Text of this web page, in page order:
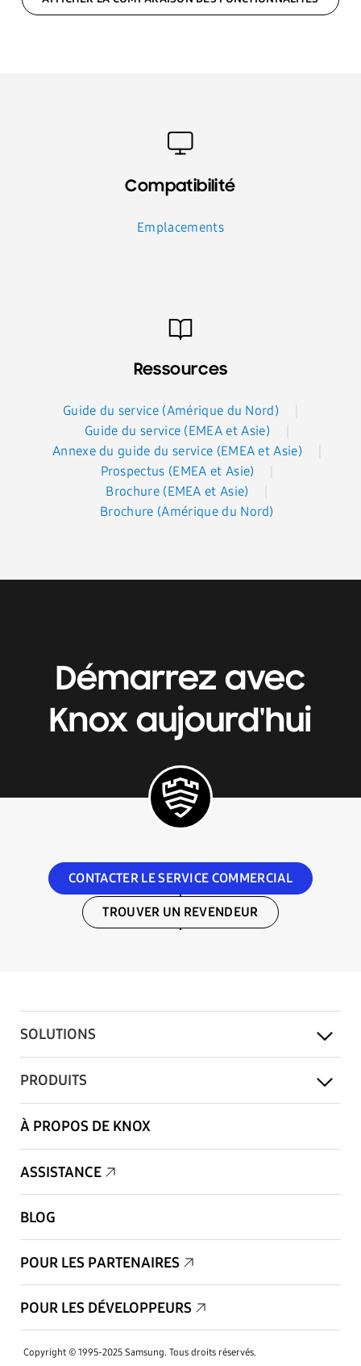
Compatibilité
Emplacements
Ressources
Guide du service (Amérique du Nord)
Guide du service (EMEA et Asie)
Annexe du guide du service (EMEA et Asie)
Prospectus (EMEA et Asie)
Brochure (EMEA et Asie)
Brochure (Amérique du Nord)
Démarrez avec
Knox aujourd'hui
CONTACTER LE SERVICE COMMERCIAL
TROUVER UN REVENDEUR
SOLUTIONS
PRODUITS
À PROPOS DE KNOX
ASSISTANCE
BLOG
POUR LES PARTENAIRES
POUR LES DÉVELOPPEURS
Copyright © 1995-2025 Samsung. Tous droits réservés.